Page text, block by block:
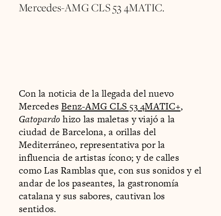
Mercedes-AMG CLS 53 4MATIC.
Con la noticia de la llegada del nuevo
MercedesBenz-AMG CLS 53 4MATIC+,
Gatopardo hizo las maletas y viajó a la
ciudad de Barcelona, a orillas del
Mediterráneo, representativa por la
influencia de artistas ícono; y de calles
como Las Ramblas que, con sus sonidos y el
andar de los paseantes, la gastronomía
catalana y sus sabores, cautivan los
sentidos.